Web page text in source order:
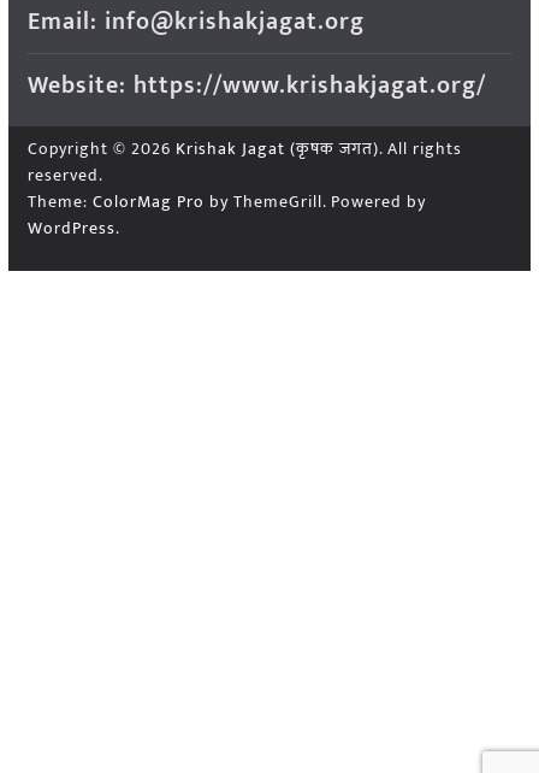
Email: info@krishakjagat.org
Website: https://www.krishakjagat.org/
Copyright © 2026 Krishak Jagat (कृषक जगत). All rights
reserved.
Theme: ColorMag Pro by ThemeGrill. Powered by
WordPress.